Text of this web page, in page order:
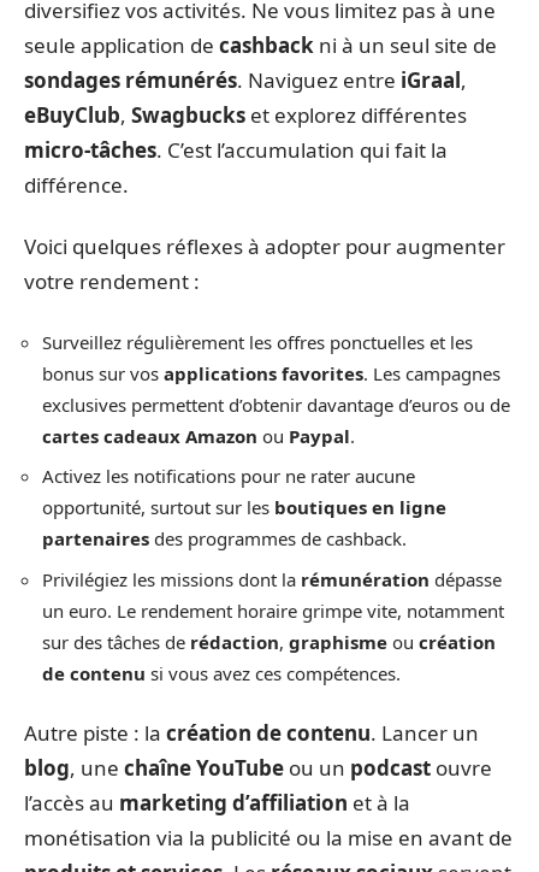
diversifiez vos activités. Ne vous limitez pas à une
seule application de cashback ni à un seul site de
sondages rémunérés. Naviguez entre iGraal,
eBuyClub, Swagbucks et explorez différentes
micro-tâches. C’est l’accumulation qui fait la
différence.
Voici quelques réflexes à adopter pour augmenter
votre rendement :
Surveillez régulièrement les offres ponctuelles et les
bonus sur vos applications favorites. Les campagnes
exclusives permettent d’obtenir davantage d’euros ou de
cartes cadeaux Amazon ou Paypal.
Activez les notifications pour ne rater aucune
opportunité, surtout sur les boutiques en ligne
partenaires des programmes de cashback.
Privilégiez les missions dont la rémunération dépasse
un euro. Le rendement horaire grimpe vite, notamment
sur des tâches de rédaction, graphisme ou création
de contenu si vous avez ces compétences.
Autre piste : la création de contenu. Lancer un
blog, une chaîne YouTube ou un podcast ouvre
l’accès au marketing d’affiliation et à la
monétisation via la publicité ou la mise en avant de